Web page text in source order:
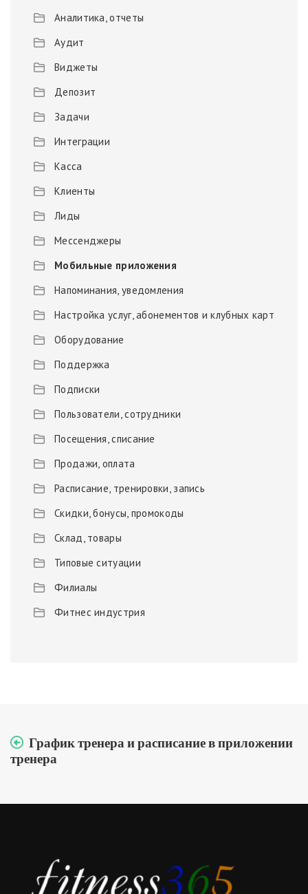
Аналитика, отчеты
Аудит
Виджеты
Депозит
Задачи
Интеграции
Касса
Клиенты
Лиды
Мессенджеры
Мобильные приложения
Напоминания, уведомления
Настройка услуг, абонементов и клубных карт
Оборудование
Поддержка
Подписки
Пользователи, сотрудники
Посещения, списание
Продажи, оплата
Расписание, тренировки, запись
Скидки, бонусы, промокоды
Склад, товары
Типовые ситуации
Филиалы
Фитнес индустрия
График тренера и расписание в приложении
тренера